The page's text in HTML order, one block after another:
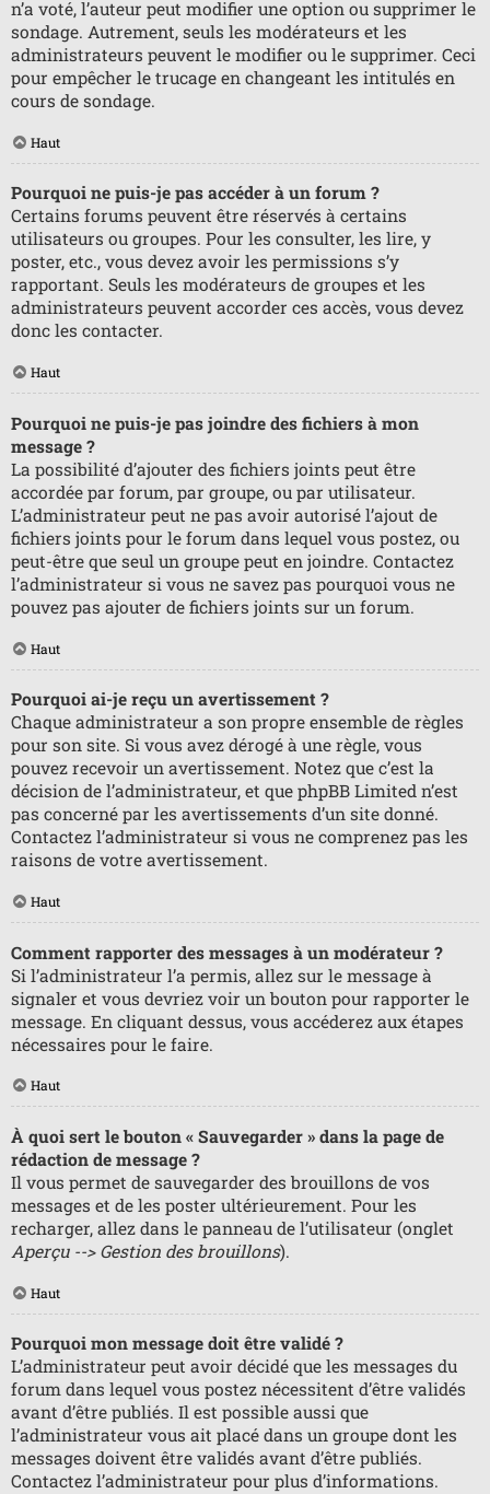
n’a voté, l’auteur peut modifier une option ou supprimer le
sondage. Autrement, seuls les modérateurs et les
administrateurs peuvent le modifier ou le supprimer. Ceci
pour empêcher le trucage en changeant les intitulés en
cours de sondage.
Haut
Pourquoi ne puis-je pas accéder à un forum ?
Certains forums peuvent être réservés à certains
utilisateurs ou groupes. Pour les consulter, les lire, y
poster, etc., vous devez avoir les permissions s’y
rapportant. Seuls les modérateurs de groupes et les
administrateurs peuvent accorder ces accès, vous devez
donc les contacter.
Haut
Pourquoi ne puis-je pas joindre des fichiers à mon
message ?
La possibilité d’ajouter des fichiers joints peut être
accordée par forum, par groupe, ou par utilisateur.
L’administrateur peut ne pas avoir autorisé l’ajout de
fichiers joints pour le forum dans lequel vous postez, ou
peut-être que seul un groupe peut en joindre. Contactez
l’administrateur si vous ne savez pas pourquoi vous ne
pouvez pas ajouter de fichiers joints sur un forum.
Haut
Pourquoi ai-je reçu un avertissement ?
Chaque administrateur a son propre ensemble de règles
pour son site. Si vous avez dérogé à une règle, vous
pouvez recevoir un avertissement. Notez que c’est la
décision de l’administrateur, et que phpBB Limited n’est
pas concerné par les avertissements d’un site donné.
Contactez l’administrateur si vous ne comprenez pas les
raisons de votre avertissement.
Haut
Comment rapporter des messages à un modérateur ?
Si l’administrateur l’a permis, allez sur le message à
signaler et vous devriez voir un bouton pour rapporter le
message. En cliquant dessus, vous accéderez aux étapes
nécessaires pour le faire.
Haut
À quoi sert le bouton « Sauvegarder » dans la page de
rédaction de message ?
Il vous permet de sauvegarder des brouillons de vos
messages et de les poster ultérieurement. Pour les
recharger, allez dans le panneau de l’utilisateur (onglet
Aperçu --> Gestion des brouillons).
Haut
Pourquoi mon message doit être validé ?
L’administrateur peut avoir décidé que les messages du
forum dans lequel vous postez nécessitent d’être validés
avant d’être publiés. Il est possible aussi que
l’administrateur vous ait placé dans un groupe dont les
messages doivent être validés avant d’être publiés.
Contactez l’administrateur pour plus d’informations.